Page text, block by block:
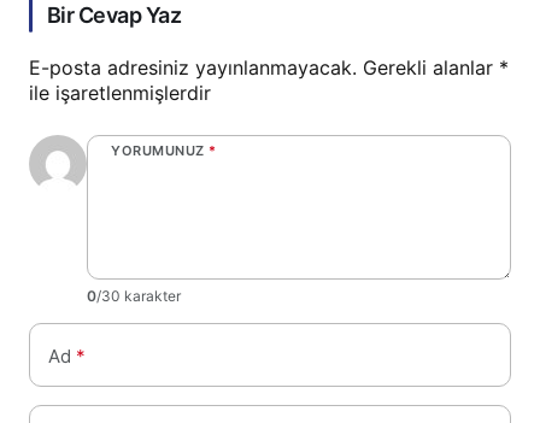
Bir Cevap Yaz
E-posta adresiniz yayınlanmayacak. Gerekli alanlar *
ile işaretlenmişlerdir
YORUMUNUZ *
0/30 karakter
Ad *